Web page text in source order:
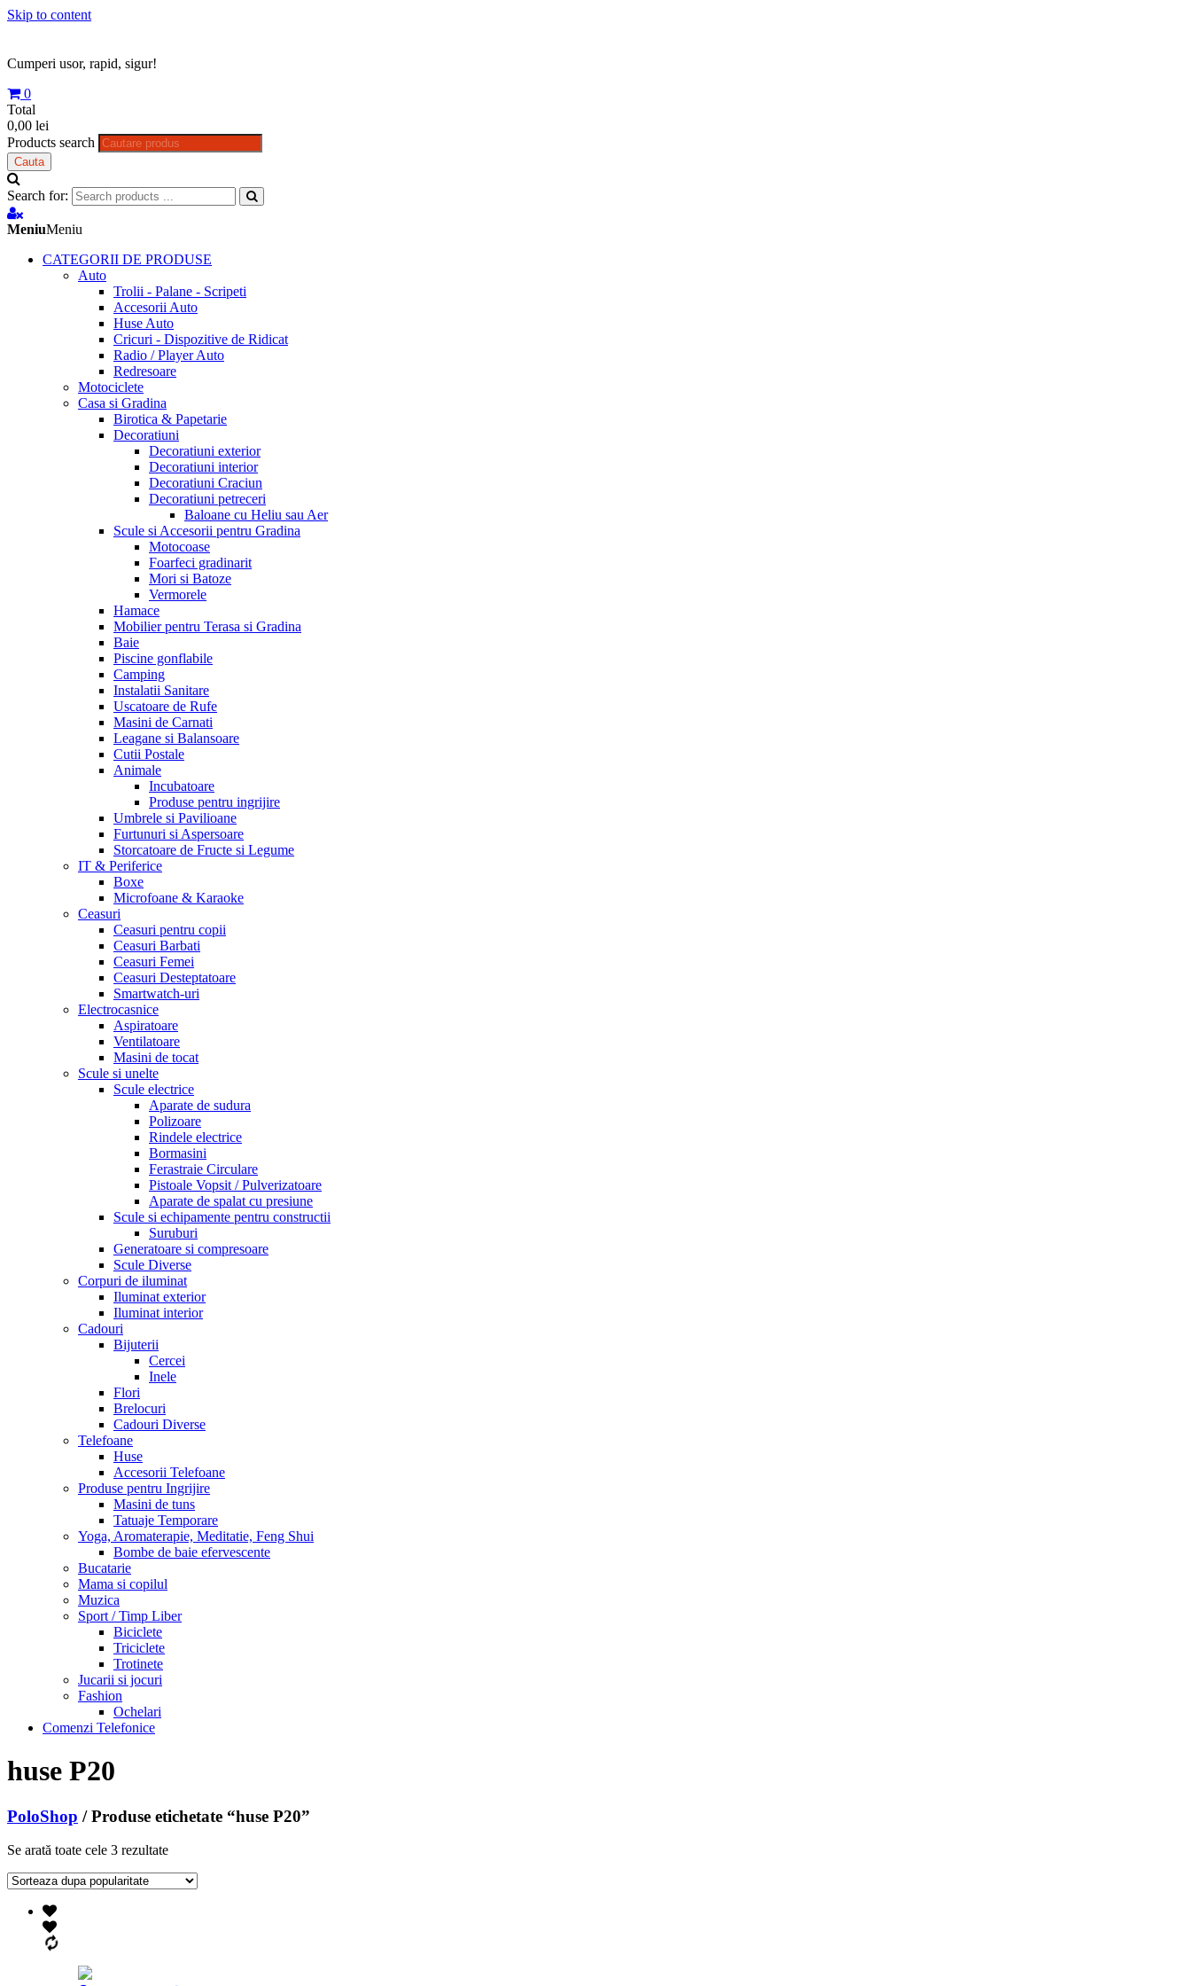
Skip to content
Cumperi usor, rapid, sigur!
0
Total
0,00 lei
Products search
Cauta
Search for:
MeniuMeniu
CATEGORII DE PRODUSE
Auto
Trolii - Palane - Scripeti
Accesorii Auto
Huse Auto
Cricuri - Dispozitive de Ridicat
Radio / Player Auto
Redresoare
Motociclete
Casa si Gradina
Birotica & Papetarie
Decoratiuni
Decoratiuni exterior
Decoratiuni interior
Decoratiuni Craciun
Decoratiuni petreceri
Baloane cu Heliu sau Aer
Scule si Accesorii pentru Gradina
Motocoase
Foarfeci gradinarit
Mori si Batoze
Vermorele
Hamace
Mobilier pentru Terasa si Gradina
Baie
Piscine gonflabile
Camping
Instalatii Sanitare
Uscatoare de Rufe
Masini de Carnati
Leagane si Balansoare
Cutii Postale
Animale
Incubatoare
Produse pentru ingrijire
Umbrele si Pavilioane
Furtunuri si Aspersoare
Storcatoare de Fructe si Legume
IT & Periferice
Boxe
Microfoane & Karaoke
Ceasuri
Ceasuri pentru copii
Ceasuri Barbati
Ceasuri Femei
Ceasuri Desteptatoare
Smartwatch-uri
Electrocasnice
Aspiratoare
Ventilatoare
Masini de tocat
Scule si unelte
Scule electrice
Aparate de sudura
Polizoare
Rindele electrice
Bormasini
Ferastraie Circulare
Pistoale Vopsit / Pulverizatoare
Aparate de spalat cu presiune
Scule si echipamente pentru constructii
Suruburi
Generatoare si compresoare
Scule Diverse
Corpuri de iluminat
Iluminat exterior
Iluminat interior
Cadouri
Bijuterii
Cercei
Inele
Flori
Brelocuri
Cadouri Diverse
Telefoane
Huse
Accesorii Telefoane
Produse pentru Ingrijire
Masini de tuns
Tatuaje Temporare
Yoga, Aromaterapie, Meditatie, Feng Shui
Bombe de baie efervescente
Bucatarie
Mama si copilul
Muzica
Sport / Timp Liber
Biciclete
Triciclete
Trotinete
Jucarii si jocuri
Fashion
Ochelari
Comenzi Telefonice
huse P20
PoloShop / Produse etichetate “huse P20”
Se arată toate cele 3 rezultate